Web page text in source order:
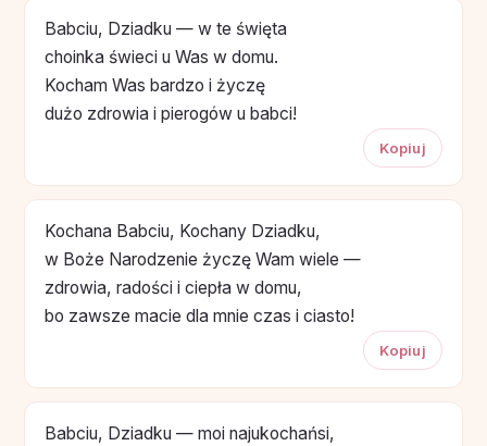
Babciu, Dziadku — w te święta
choinka świeci u Was w domu.
Kocham Was bardzo i życzę
dużo zdrowia i pierogów u babci!
Kopiuj
Kochana Babciu, Kochany Dziadku,
w Boże Narodzenie życzę Wam wiele —
zdrowia, radości i ciepła w domu,
bo zawsze macie dla mnie czas i ciasto!
Kopiuj
Babciu, Dziadku — moi najukochańsi,